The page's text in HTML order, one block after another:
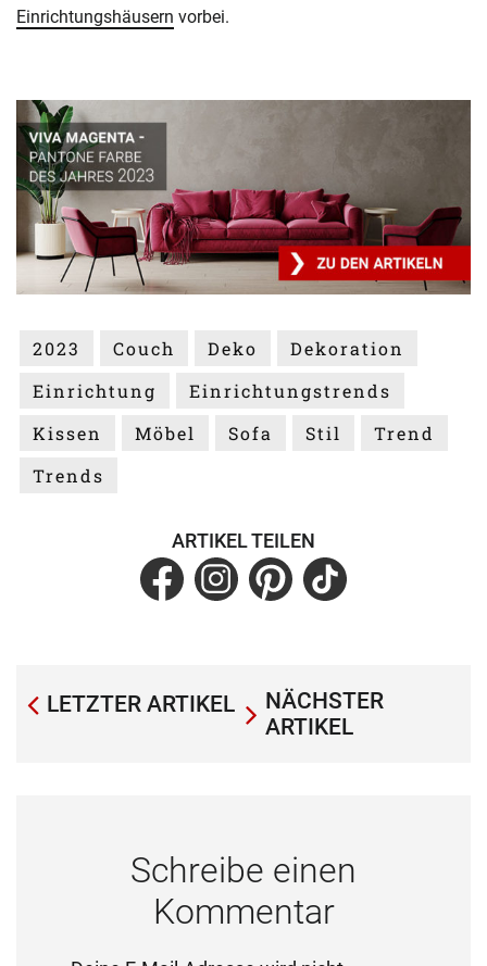
Einrichtungshäusern vorbei.
2023 Couch Deko
Dekoration
Einrichtung
Einrichtungstrends
Kissen
Möbel Sofa Stil
Trend
Trends
ARTIKEL TEILEN
LETZTER ARTIKEL
NÄCHSTER
ARTIKEL
Schreibe einen
Kommentar